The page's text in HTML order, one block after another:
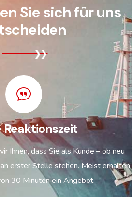
Sie sich für uns
Reaktionszeit
Ihnen, dass Sie als Kunde – ob neu
erster Stelle stehen. Meist erhalten
30 Minuten ein Angebot.